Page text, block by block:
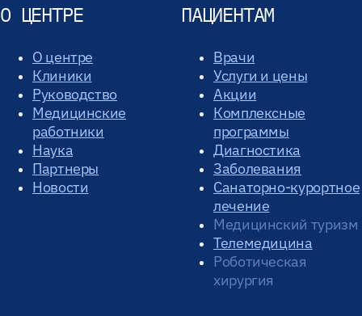
О ЦЕНТРЕ
О центре
Клиники
Руководство
Медицинские
работники
Наука
Партнеры
Новости
ПАЦИЕНТАМ
Врачи
Услуги и цены
Акции
Комплексные
программы
Диагностика
Заболевания
Санаторно-курортное
лечение
Медицинский туризм
Телемедицина
Роботическая
хирургия